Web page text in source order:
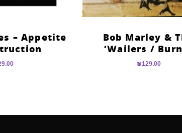
Bob Marley &
Wailers ‎/
₪129.00
– Appetite